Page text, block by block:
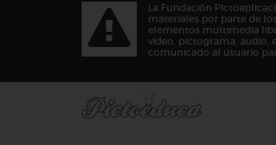
La Fundación
materiales por parte de
elementos multimedia
vídeo, pictograma, audio,
comunicado al usuario